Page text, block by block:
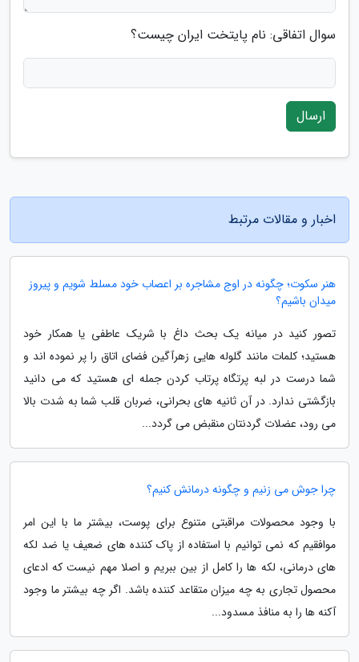
سوال اتفاقی: نام پایتخت ایران چیست؟
ارسال
اخبار و مقالات مرتبط
هنر سکوت؛ چگونه در اوج مشاجره بر اعصاب خود مسلط شویم و پیروز
میدان باشیم؟
تصور کنید در میانه یک بحث داغ با شریک عاطفی یا همکار خود
هستید؛ کلمات مانند گلوله هایی زهرآگین فضای اتاق را پر نموده اند و
شما درست در لبه پرتگاه پرتاب کردن جمله ای هستید که می دانید
بازگشتی ندارد. در آن ثانیه های بحرانی، ضربان قلب شما به شدت بالا
می رود، عضلات گردنتان منقبض می گردد...
چرا جوش می زنیم و چگونه درمانش کنیم؟
با وجود محصولات مراقبتی متنوع برای پوست، بیشتر ما با این امر
موافقیم که نمی توانیم با استفاده از پاک کننده های ضعیف یا ضد لکه
های درمانی، لکه ها را کامل از بین ببریم و اصلا مهم نیست که ادعای
محصول تجاری به چه میزان متقاعد کننده باشد. اگر چه بیشتر ما وجود
آکنه ها را به منافذ مسدود...